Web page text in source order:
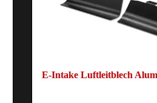
E-Intake Luftleitblech